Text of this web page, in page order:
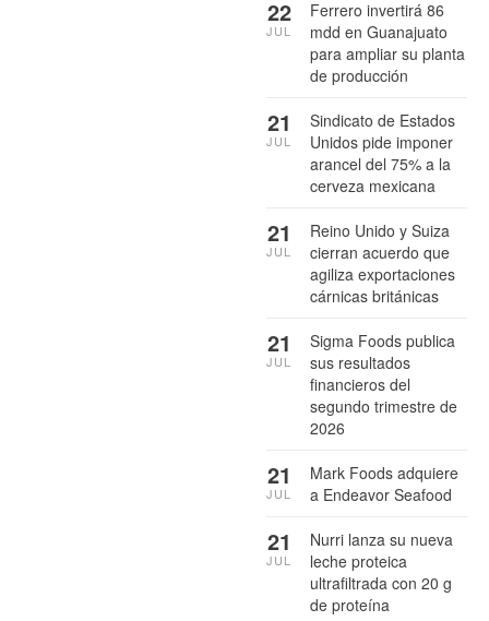
Ferrero invertirá 86
mdd en Guanajuato
para ampliar su planta
de producción
22
JUL
Sindicato de Estados
Unidos pide imponer
arancel del 75% a la
cerveza mexicana
21
JUL
Reino Unido y Suiza
cierran acuerdo que
agiliza exportaciones
cárnicas británicas
21
JUL
Sigma Foods publica
sus resultados
financieros del
segundo trimestre de
2026
21
JUL
Mark Foods adquiere
a Endeavor Seafood
21
JUL
Nurri lanza su nueva
leche proteica
ultrafiltrada con 20 g
de proteína
21
JUL